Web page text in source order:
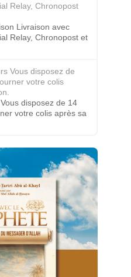
Livraison avec
Relay, Chronopost et
disposez de 14
votre colis après sa